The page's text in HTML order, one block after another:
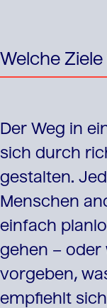
Welche
Der Weg in
sich durch
gestalten.
Menschen
einfach
gehen – oder
vorgeben,
empfiehlt